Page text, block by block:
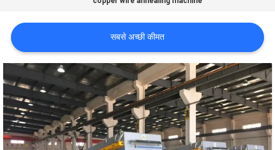
गुणवत्ता
नियंत्रण
हमसे
संपर्क
करें
सबसे अच्छी कीमत